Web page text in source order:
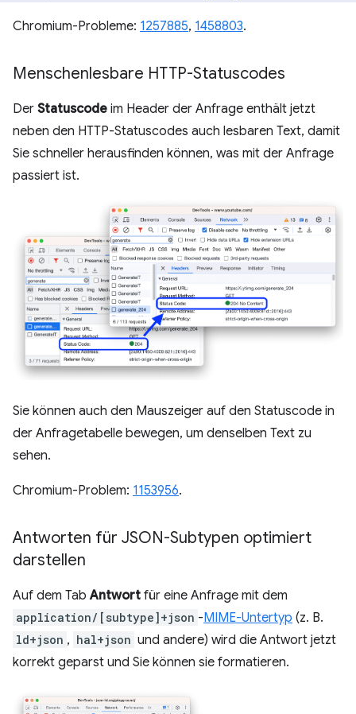
Chromium-Probleme: 1257885, 1458803.
Menschenlesbare HTTP-Statuscodes
Der Statuscode im Header der Anfrage enthält jetzt
neben den HTTP-Statuscodes auch lesbaren Text, damit
Sie schneller herausfinden können, was mit der Anfrage
passiert ist.
Sie können auch den Mauszeiger auf den Statuscode in
der Anfragetabelle bewegen, um denselben Text zu
sehen.
Chromium-Problem: 1153956.
Antworten für JSON-Subtypen optimiert
darstellen
Auf dem TabAntwort für eine Anfrage mit dem
application/[subtype]+json -MIME-Untertyp (z. B.
ld+json , hal+json und andere) wird die Antwort jetzt
korrekt geparst und Sie können sie formatieren.